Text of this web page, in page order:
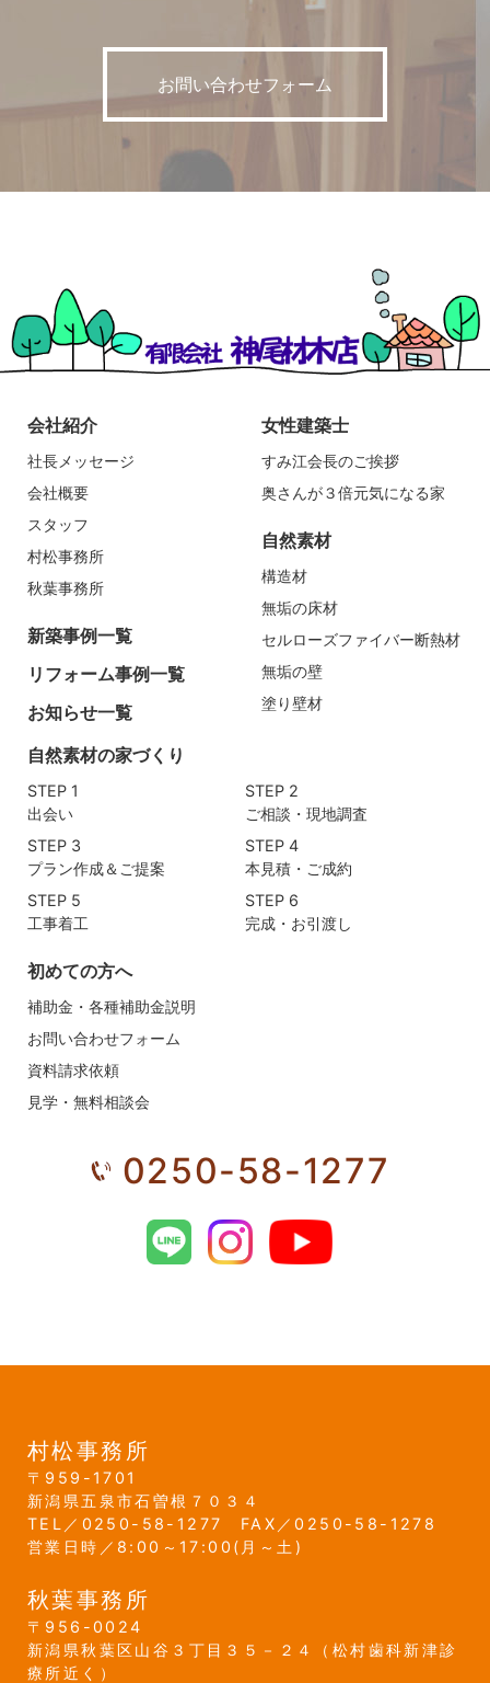
お問い合わせフォーム
会社紹介
社長メッセージ
会社概要
スタッフ
村松事務所
秋葉事務所
新築事例一覧
リフォーム事例一覧
お知らせ一覧
女性建築士
すみ江会長のご挨拶
奥さんが３倍元気になる家
自然素材
構造材
無垢の床材
セルローズファイバー断熱材
無垢の壁
塗り壁材
自然素材の家づくり
STEP 1
出会い
STEP 2
ご相談・現地調査
STEP 3
プラン作成＆ご提案
STEP 4
本見積・ご成約
STEP 5
工事着工
STEP 6
完成・お引渡し
初めての方へ
補助金・各種補助金説明
お問い合わせフォーム
資料請求依頼
見学・無料相談会
0250-58-1277
村松事務所
959-1701
新潟県五泉市石曽根７０３４
0250-58-1277
0250-58-1278
営業日時／8:00～17:00(月～土)
秋葉事務所
956-0024
新潟県秋葉区山谷３丁目３５－２４
（松村歯科新津診
療所近く）